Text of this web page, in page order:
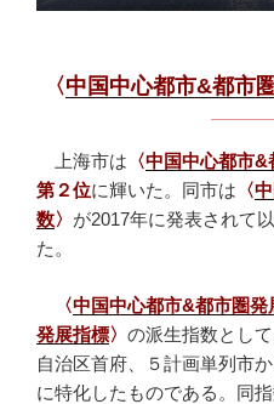
〈中国中心都市&都市
上海市は 〈中国中心都市&
第２位に輝いた。同市は 〈
数〉 が2017年に発表されて
た。
〈中国中心都市&都市圏発
発展指標〉 の派生指数として
自治区首府、５計画単列市
に特化したものである。同